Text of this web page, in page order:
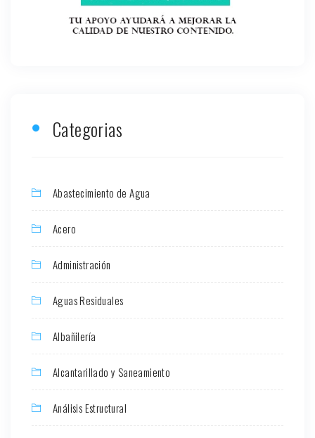
Categorias
Abastecimiento de Agua
Acero
Administración
Aguas Residuales
Albañilería
Alcantarillado y Saneamiento
Análisis Estructural